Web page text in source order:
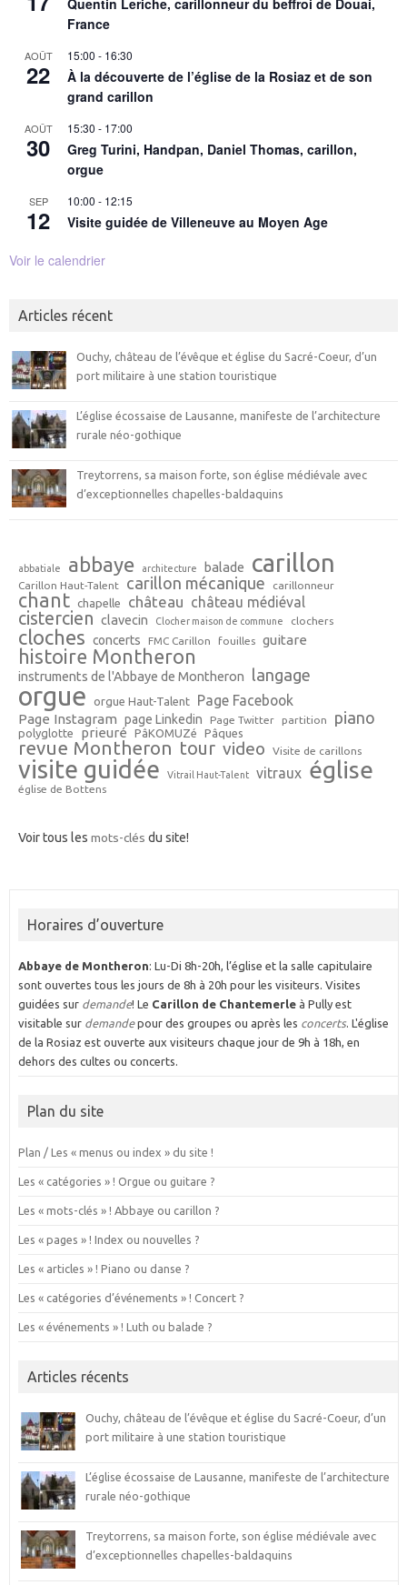
France
AOÛT
22
15:00 - 16:30
À la découverte de l’église de la Rosiaz et de son
grand carillon
AOÛT
30
15:30 - 17:00
Greg Turini, Handpan, Daniel Thomas, carillon,
orgue
SEP
12
10:00 - 12:15
Visite guidée de Villeneuve au Moyen Age
Voir le calendrier
Articles récent
Ouchy, château de l’évêque et église du Sacré-Coeur, d’un
port militaire à une station touristique
L’église écossaise de Lausanne, manifeste de l’architecture
rurale néo-gothique
Treytorrens, sa maison forte, son église médiévale avec
d’exceptionnelles chapelles-baldaquins
abbatiale abbaye architecture balade carillon
Carillon Haut-Talent carillon mécanique carillonneur
chant chapelle château château médiéval
cistercien clavecin Clocher maison de commune clochers
cloches concerts FMC Carillon fouilles guitare
histoire Montheron
instruments de l'Abbaye de Montheron langage
orgue orgue Haut-Talent Page Facebook
Page Instagram page Linkedin Page Twitter partition piano
polyglotte prieuré PâKOMUZé Pâques
revue Montheron tour video Visite de carillons
visite guidée Vitrail Haut-Talent vitraux église
église de Bottens
Voir tous les mots-clés du site!
Horaires d’ouverture
Abbaye de Montheron: Lu-Di 8h-20h, l’église et la salle capitulaire
sont ouvertes tous les jours de 8h à 20h pour les visiteurs. Visites
guidées sur demande! Le Carillon de Chantemerleà Pully est
visitable sur demandepour des groupes ou après les concerts. L'église
de la Rosiaz est ouverte aux visiteurs chaque jour de 9h à 18h, en
dehors des cultes ou concerts.
Plan du site
Plan / Les « menus ou index » du site !
Les « catégories » ! Orgue ou guitare ?
Les « mots-clés » ! Abbaye ou carillon ?
Les « pages » ! Index ou nouvelles ?
Les « articles » ! Piano ou danse ?
Les « catégories d’événements » ! Concert ?
Les « événements » ! Luth ou balade ?
Articles récents
Ouchy, château de l’évêque et église du Sacré-Coeur, d’un
port militaire à une station touristique
L’église écossaise de Lausanne, manifeste de l’architecture
rurale néo-gothique
Treytorrens, sa maison forte, son église médiévale avec
d’exceptionnelles chapelles-baldaquins